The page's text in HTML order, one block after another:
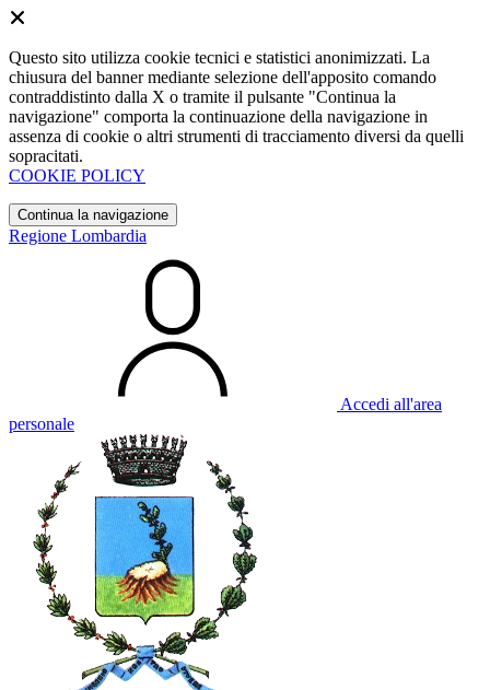
Questo sito utilizza cookie tecnici e statistici anonimizzati. La
chiusura del banner mediante selezione dell'apposito comando
contraddistinto dalla X o tramite il pulsante "Continua la
navigazione" comporta la continuazione della navigazione in
assenza di cookie o altri strumenti di tracciamento diversi da quelli
sopracitati.
COOKIE POLICY
Continua la navigazione
Regione Lombardia
Accedi all'area
personale